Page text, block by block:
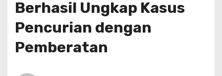
Berhasil Ungkap Kasus
Pencurian dengan
Pemberatan